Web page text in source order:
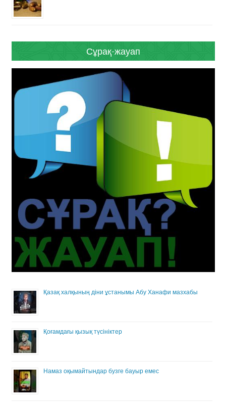
Сұрақ-жауап
Қазақ халқының діни ұстанымы Абу Ханафи мазхабы
Қоғамдағы қызық түсініктер
Намаз оқымайтындар бузге бауыр емес